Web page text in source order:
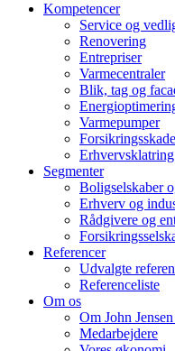
Kompetencer
Service og
Renovering
Entrepriser
Varmecentraler
Blik, tag og
Varmepumper
Erhvervsklatring
Segmenter
Boligselskaber
Erhverv og
Rådgivere og
Referencer
Udvalgte
Referenceliste
Om os
Om John
Medarbejdere